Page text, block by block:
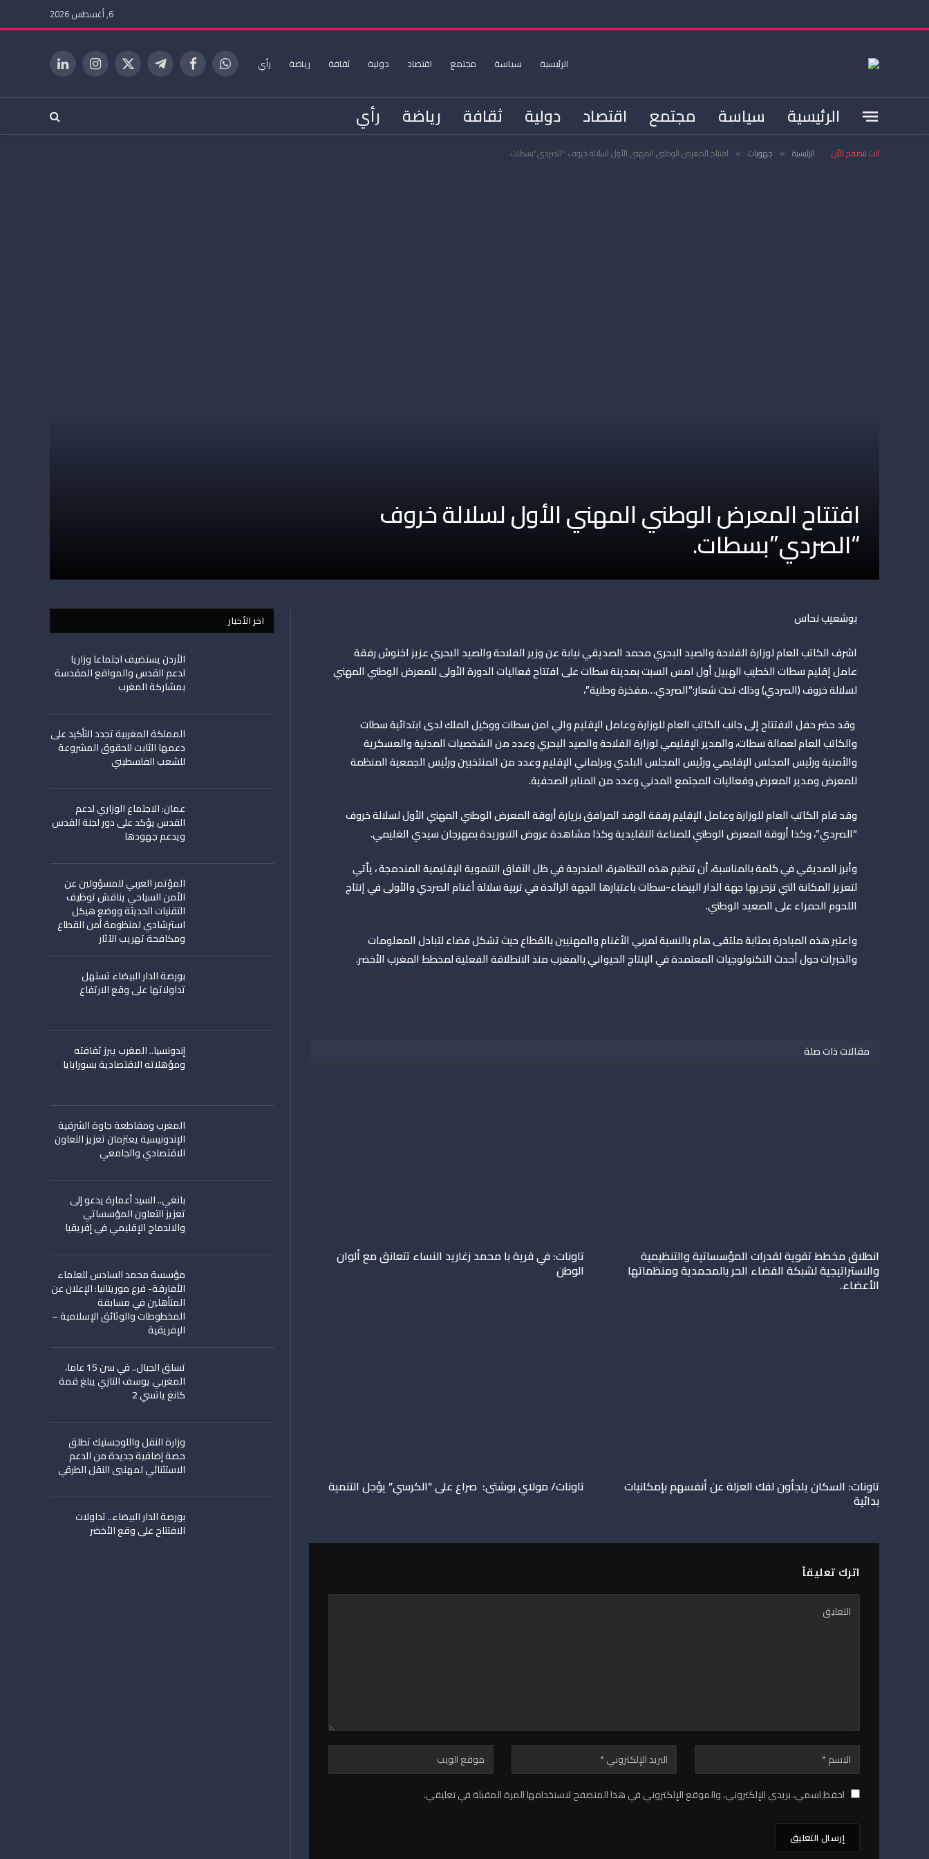
6, أغسطس 2026
الرئيسية سياسة مجتمع اقتصاد دولية ثقافة رياضة رأي واتساب فيسبوكتيلقرام X
الانستغراملينكدإن
الرئيسية سياسة مجتمع اقتصاد دولية ثقافة رياضة رأي
انت تتصفح الأن الرئيسية » جهويات » افتتاح المعرض الوطني المهني الأول لسلالة خروف “الصردي”بسطات.
افتتاح المعرض الوطني المهني الأول لسلالة خروف
“الصردي”بسطات.
بوشعيب نحاس
اشرف الكاتب العام لوزارة الفلاحة والصيد البحري محمد الصديقي نيابة عن وزير الفلاحة والصيد البحري عزيز اخنوش رفقة
عامل إقليم سطات الخطيب الهبيل أول امس السبت بمدينة سطات على افتتاح فعاليات الدورة الأولى للمعرض الوطني المهني
لسلالة خروف (الصردي) وذلك تحت شعار:”الصردي…مفخرة وطنية”،
وقد حضر حفل الافتتاح إلى جانب الكاتب العام للوزارة وعامل الإقليم والي امن سطات ووكيل الملك لدى ابتدائية سطات
والكاتب العام لعمالة سطات، والمدير الإقليمي لوزارة الفلاحة والصيد البحري وعدد من الشخصيات المدنية والعسكرية
والأمنية ورئيس المجلس الإقليمي ورئيس المجلس البلدي وبرلماني الإقليم وعدد من المنتخبين ورئيس الجمعية المنظمة
للمعرض ومدير المعرض وفعاليات المجتمع المدني وعدد من المنابر الصحفية.
وقد قام الكاتب العام للوزارة وعامل الإقليم رفقة الوفد المرافق بزيارة أروقة المعرض الوطني المهني الأول لسلالة خروف
“الصردي”، وكذا أروقة المعرض الوطني للصناعة التقليدية وكذا مشاهدة عروض التبوريدة بمهرجان سيدي الغليمي.
وأبرز الصديقي في كلمة بالمناسبة، أن تنظيم هذه التظاهرة، المندرجة في ظل الآفاق التنموية الإقليمية المندمجة ، يأتي
لتعزيز المكانة التي تزخر بها جهة الدار البيضاء-سطات باعتبارها الجهة الرائدة في تربية سلالة أغنام الصردي والأولى في إنتاج
اللحوم الحمراء على الصعيد الوطني.
واعتبر هذه المبادرة بمثابة ملتقى هام بالنسبة لمربي الأغنام والمهنيين بالقطاع حيث تشكل فضاء لتبادل المعلومات
والخبرات حول أحدث التكنولوجيات المعتمدة في الإنتاج الحيواني بالمغرب منذ الانطلاقة الفعلية لمخطط المغرب الأخضر.
مقالات ذات صلة
انطلاق مخطط تقوية لقدرات المؤسساتية والتنظيمية
والاستراتيجية لشبكة الفضاء الحر بالمحمدية ومنظماتها
الأعضاء.
تاونات: في قرية با محمد زغاريد النساء تتعانق مع ألوان
الوطن
تاونات: السكان يلجأون لفك العزلة عن أنفسهم بإمكانيات
بدائية
تاونات/ مولاي بوشتى: صراع على “الكرسي” يؤجل التنمية
اترك تعليقاً
احفظ اسمي، بريدي الإلكتروني، والموقع الإلكتروني في هذا المتصفح لاستخدامها المرة المقبلة في تعليقي.
اخر الأخبار
الأردن يستضيف اجتماعا وزاريا
لدعم القدس والمواقع المقدسة
بمشاركة المغرب
المملكة المغربية تجدد التأكيد على
دعمها الثابت للحقوق المشروعة
للشعب الفلسطيني
عمان: الاجتماع الوزاري لدعم
القدس يؤكد على دور لجنة القدس
ويدعم جهودها
المؤتمر العربي للمسؤولين عن
الأمن السياحي يناقش توظيف
التقنيات الحديثة ووضع هيكل
استرشادي لمنظومة أمن القطاع
ومكافحة تهريب الآثار
بورصة الدار البيضاء تستهل
تداولاتها على وقع الارتفاع
إندونسيا.. المغرب يبرز ثفافته
ومؤهلاته الاقتصادية بسورابايا
المغرب ومقاطعة جاوة الشرقية
الإندونيسية يعتزمان تعزيز التعاون
الاقتصادي والجامعي
بانغي.. السيد أعمارة يدعو إلى
تعزيز التعاون المؤسساتي
والاندماج الإقليمي في إفريقيا
مؤسسة محمد السادس للعلماء
الأفارقة- فرع موريتانيا: الإعلان عن
المتأهلين في مسابقة
المخطوطات والوثائق الإسلامية –
الإفريقية
تسلق الجبال.. في سن 15 عاما،
المغربي يوسف التازي يبلغ قمة
كانغ ياتسي 2
وزارة النقل واللوجستيك تطلق
حصة إضافية جديدة من الدعم
الاستثنائي لمهنيي النقل الطرقي
بورصة الدار البيضاء.. تداولات
الافتتاح على وقع الأخضر